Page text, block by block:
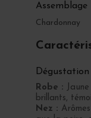
Assemblage
Chardonnay
Dégustation
Robe :
brillants,
Nez :